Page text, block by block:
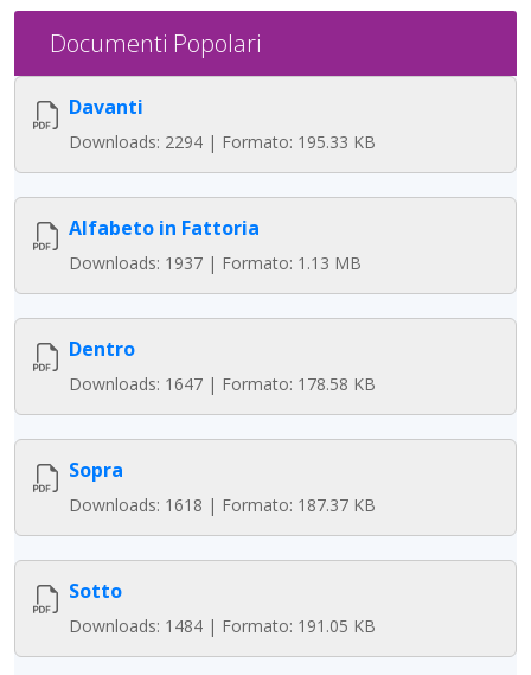
Documenti Popolari
Davanti
Downloads: 2294 | Formato: 195.33 KB
Alfabeto in Fattoria
Downloads: 1937 | Formato: 1.13 MB
Dentro
Downloads: 1647 | Formato: 178.58 KB
Sopra
Downloads: 1618 | Formato: 187.37 KB
Sotto
Downloads: 1484 | Formato: 191.05 KB